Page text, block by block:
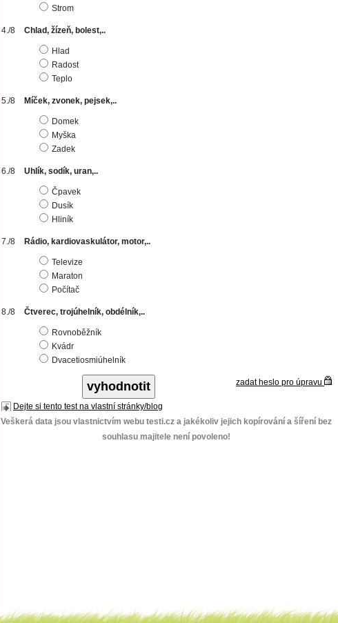
Strom
Chlad, žízeň, bolest,..
Hlad
Radost
Teplo
Míček, zvonek, pejsek,..
Domek
Myška
Zadek
Uhlík, sodík, uran,..
Čpavek
Dusík
Hliník
Rádio, kardiovaskulátor, motor,..
Televize
Maraton
Počítač
Čtverec, trojúhelník, obdélník,..
Rovnoběžník
Kvádr
Dvacetiosmiúhelník
zadat heslo pro úpravu
Dejte si tento test na vlastní stránky/blog
Veškerá data jsou vlastnictvím webu testi.cz a jakékoliv jejich kopírování a šíření bez
souhlasu majitele není povoleno!